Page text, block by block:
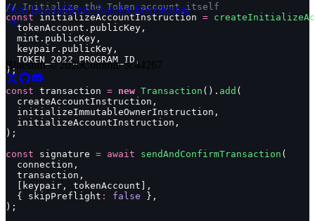
// Initialize the Token account itself
const initializeAccountInstruction =
  tokenAccount.publicKey,
  mint.publicKey,
  keypair.publicKey,
  TOKEN_2022_PROGRAM_ID,
);
const transaction = new Transaction (). add (
  createAccountInstruction,
  initializeImmutableOwnerInstruction,
  initializeAccountInstruction,
);
const signature = await sendAndConfirmTransaction (
  connection,
  transaction,
  [keypair, tokenAccount],
  { skipPreflight
: false },
);
Next LessonMemo-Transfer-Erweiterung
Blueshift ©2026Commit:3c44267